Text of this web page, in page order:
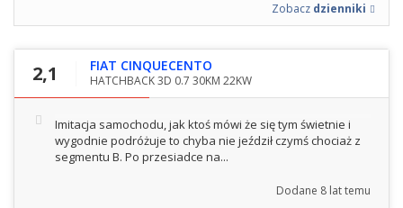
Zobacz dzienniki
2,1 FIAT CINQUECENTO
HATCHBACK 3D 0.7 30KM 22KW
Imitacja samochodu, jak ktoś mówi że się tym świetnie i
wygodnie podróżuje to chyba nie jeździł czymś chociaż z
segmentu B. Po przesiadce na...
Dodane 8 lat temu